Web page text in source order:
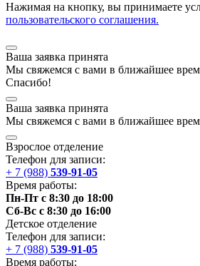
Нажимая на кнопку, вы принимаете
пользовательского соглашения.
Ваша заявка принята
Мы свяжемся с вами в ближайшее
Спасибо!
Ваша заявка принята
Мы свяжемся с вами в ближайшее
Взрослое отделение
Телефон для записи:
+ 7 (988) 539-91-05
Время работы:
Пн-Пт с 8:30 до 18:00
Сб-Вс с 8:30 до 16:00
Детское отделение
Телефон для записи:
+ 7 (988) 539-91-05
Время работы: